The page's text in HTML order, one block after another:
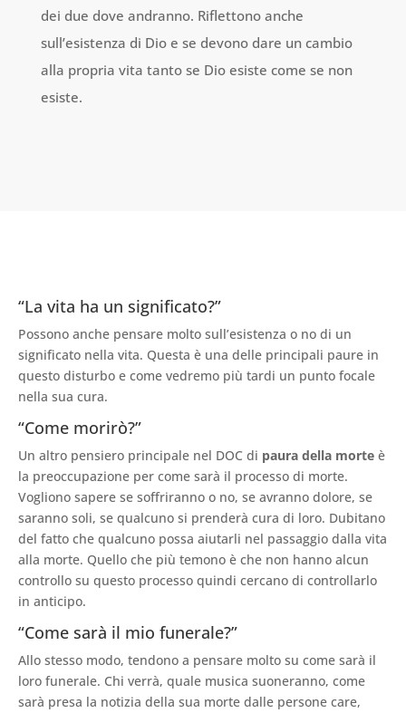
dei due dove andranno. Riflettono anche
sull’esistenza di Dio e se devono dare un cambio
alla propria vita tanto se Dio esiste come se non
esiste.
“La vita ha un significato?”
Possono anche pensare molto sull’esistenza o no di un
significato nella vita. Questa è una delle principali paure in
questo disturbo e come vedremo più tardi un punto focale
nella sua cura.
“Come morirò?”
Un altro pensiero principale nel DOC di paura della morte è
la preoccupazione per come sarà il processo di morte.
Vogliono sapere se soffriranno o no, se avranno dolore, se
saranno soli, se qualcuno si prenderà cura di loro. Dubitano
del fatto che qualcuno possa aiutarli nel passaggio dalla vita
alla morte. Quello che più temono è che non hanno alcun
controllo su questo processo quindi cercano di controllarlo
in anticipo.
“Come sarà il mio funerale?”
Allo stesso modo, tendono a pensare molto su come sarà il
loro funerale. Chi verrà, quale musica suoneranno, come
sarà presa la notizia della sua morte dalle persone care,